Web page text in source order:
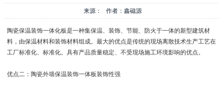
来源： 作者：鑫磁源
陶瓷保温装饰一体化板是一种集保温、装饰、节能、防火于一体的新型建筑材
料，由保温材料和装饰材料组成。最大的优点是传统的现场离散技术生产工艺在
工厂标准化、标准化。具有产品质量稳定、不受现场施工环境影响的优点。
优点二：陶瓷外墙保温装饰一体板装饰性强